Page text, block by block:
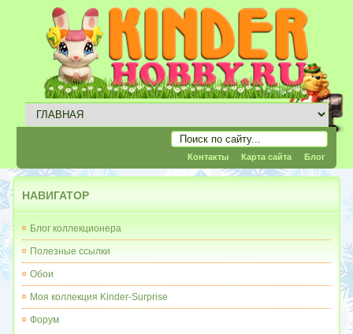
Контакты Карта сайта Блог
НАВИГАТОР
Блог коллекционера
Полезные ссылки
Обои
Моя коллекция Kinder-Surprise
Форум